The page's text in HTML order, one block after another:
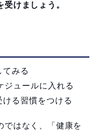
けましょう。
みる
ジュールに入れる
る習慣をつける
ではなく、「健康を